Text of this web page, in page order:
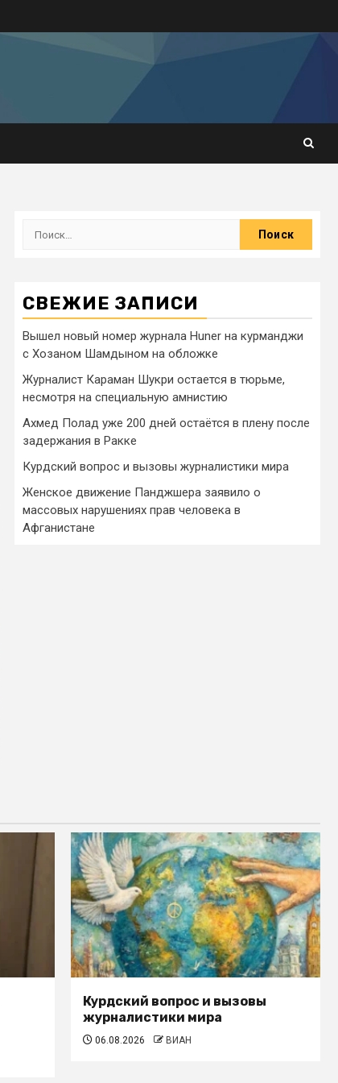
СВЕЖИЕ ЗАПИСИ
Вышел новый номер журнала Huner на курманджи
с Хозаном Шамдыном на обложке
Журналист Караман Шукри остается в тюрьме,
несмотря на специальную амнистию
Ахмед Полад уже 200 дней остаётся в плену после
задержания в Ракке
Курдский вопрос и вызовы журналистики мира
Женское движение Панджшера заявило о
массовых нарушениях прав человека в
Афганистане
Курдский вопрос и вызовы
журналистики мира
06.08.2026 ВИАН